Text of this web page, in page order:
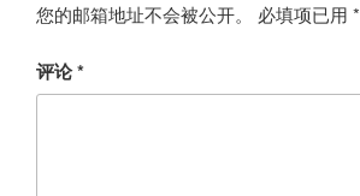
您的邮箱地址不会被公开。 必填项已用 *
评论*